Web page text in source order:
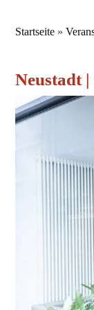
Startseite »
Neu­stadt